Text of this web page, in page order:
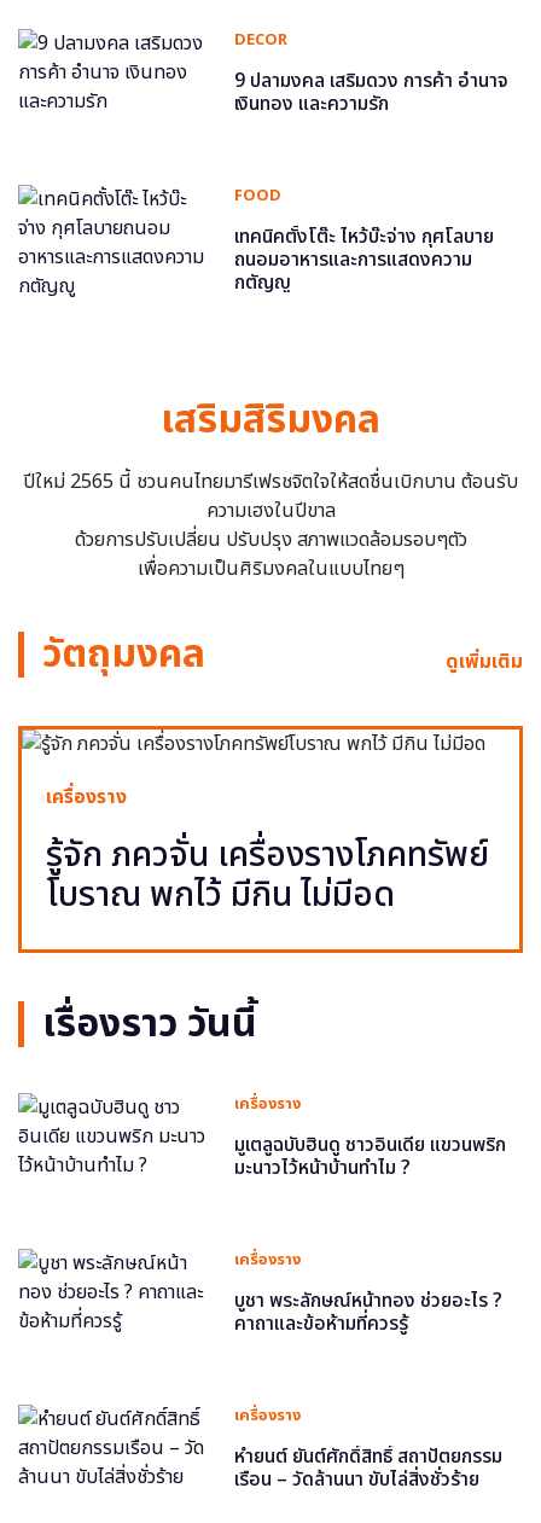
DECOR
9 ปลามงคล เสริมดวง การค้า อำนาจ
เงินทอง และความรัก
FOOD
เทคนิคตั้งโต๊ะ ไหว้บ๊ะจ่าง กุศโลบาย
ถนอมอาหารและการแสดงความ
กตัญญู
เสริมสิริมงคล
ปีใหม่ 2565 นี้ ชวนคนไทยมารีเฟรชจิตใจให้สดชื่นเบิกบาน ต้อนรับ
ความเฮงในปีขาล
ด้วยการปรับเปลี่ยน ปรับปรุง สภาพแวดล้อมรอบๆตัว
เพื่อความเป็นศิริมงคลในแบบไทยๆ
วัตถุมงคล ดูเพิ่มเติม
เครื่องราง
รู้จัก ภควจั่น เครื่องรางโภคทรัพย์
โบราณ พกไว้ มีกิน ไม่มีอด
เรื่องราว วันนี้
เครื่องราง
มูเตลูฉบับฮินดู ชาวอินเดีย แขวนพริก
มะนาวไว้หน้าบ้านทำไม ?
เครื่องราง
บูชา พระลักษณ์หน้าทอง ช่วยอะไร ?
คาถาและข้อห้ามที่ควรรู้
เครื่องราง
หำยนต์ ยันต์ศักดิ์สิทธิ์ สถาปัตยกรรม
เรือน – วัดล้านนา ขับไล่สิ่งชั่วร้าย